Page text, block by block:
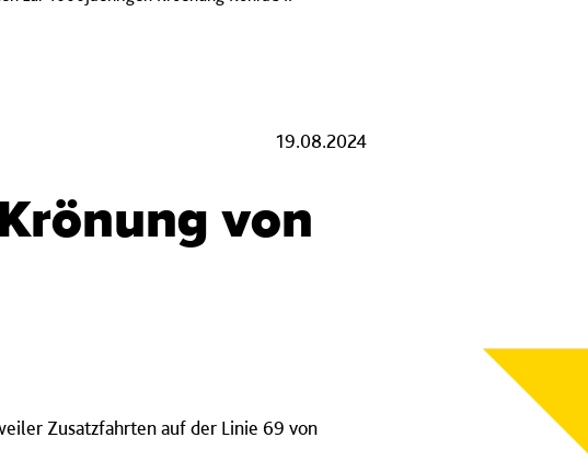
19.08.2024
von
Zusatzfahrten auf der Linie 69 von